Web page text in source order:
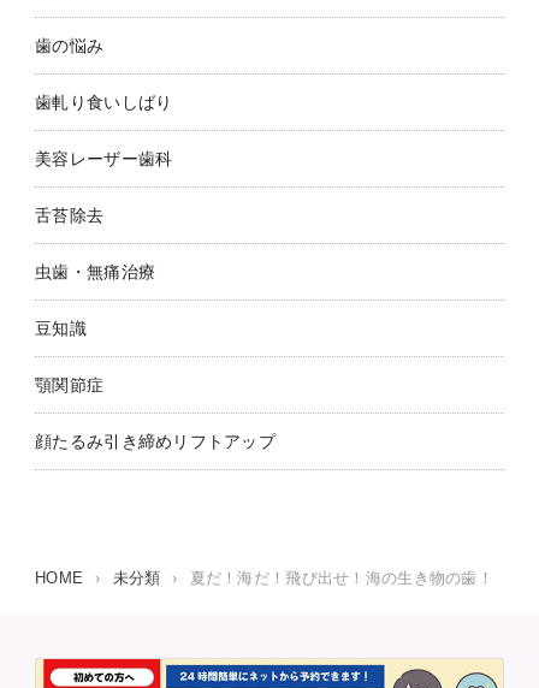
歯の悩み
歯軋り食いしばり
美容レーザー歯科
舌苔除去
虫歯・無痛治療
豆知識
顎関節症
顔たるみ引き締めリフトアップ
HOME › 未分類 › 夏だ！海だ！飛び出せ！海の生き物の歯！